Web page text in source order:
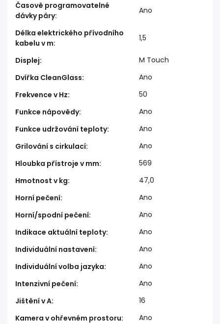
Časově programovatelné
dávky páry:
Ano
Délka elektrického přívodního
kabelu v m:
1,5
Displej:
M Touch
Dvířka CleanGlass:
Ano
Frekvence v Hz:
50
Funkce nápovědy:
Ano
Funkce udržování teploty:
Ano
Grilování s cirkulací:
Ano
Hloubka přístroje v mm:
569
Hmotnost v kg:
47,0
Horní pečení:
Ano
Horní/spodní pečení:
Ano
Indikace aktuální teploty:
Ano
Individuální nastavení:
Ano
Individuální volba jazyka:
Ano
Intenzivní pečení:
Ano
Jištění v A:
16
Kamera v ohřevném prostoru:
Ano